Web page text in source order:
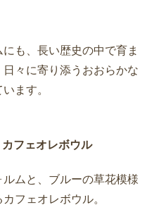
も、長い歴史の中で育ま
々に寄り添うおおらかな
ます。
フェオレボウル
ムと、ブルーの草花模様
フェオレボウル。